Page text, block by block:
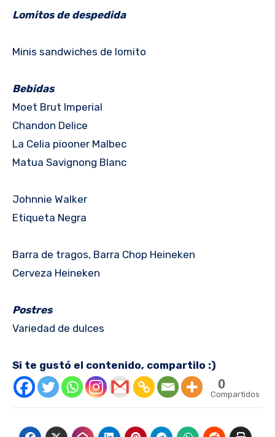
Lomitos de despedida
Minis sandwiches de lomito
Bebidas
Moet Brut Imperial
Chandon Delice
La Celia piooner Malbec
Matua Savignong Blanc
Johnnie Walker
Etiqueta Negra
Barra de tragos, Barra Chop Heineken
Cerveza Heineken
Postres
Variedad de dulces
Si te gustó el contenido, compartilo :)
0
Compartidos